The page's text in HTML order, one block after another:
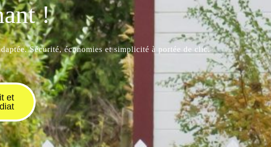
!
Sécurité, économies et simplicité à portée de clic.
et